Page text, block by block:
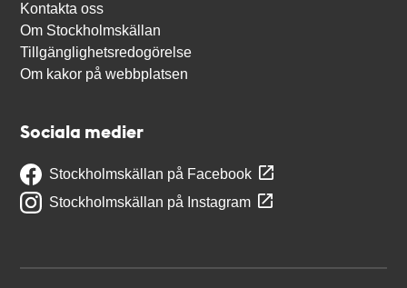
Kontakta oss
Om Stockholmskällan
Tillgänglighetsredogörelse
Om kakor på webbplatsen
Sociala medier
Stockholmskällan på Facebook
Stockholmskällan på Instagram